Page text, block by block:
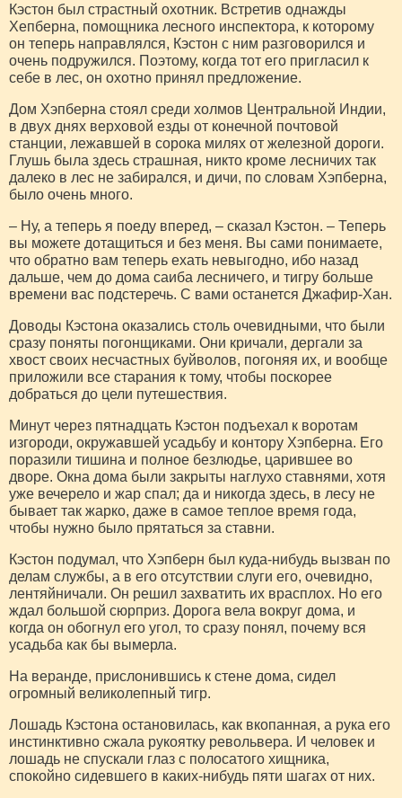
Кэстон был страстный охотник. Встретив однажды
Хепберна, помощника лесного инспектора, к которому
он теперь направлялся, Кэстон с ним разговорился и
очень подружился. Поэтому, когда тот его пригласил к
себе в лес, он охотно принял предложение.
Дом Хэпберна стоял среди холмов Центральной Индии,
в двух днях верховой езды от конечной почтовой
станции, лежавшей в сорока милях от железной дороги.
Глушь была здесь страшная, никто кроме лесничих так
далеко в лес не забирался, и дичи, по словам Хэпберна,
было очень много.
– Ну, а теперь я поеду вперед, – сказал Кэстон. – Теперь
вы можете дотащиться и без меня. Вы сами понимаете,
что обратно вам теперь ехать невыгодно, ибо назад
дальше, чем до дома саиба лесничего, и тигру больше
времени вас подстеречь. С вами останется Джафир-Хан.
Доводы Кэстона оказались столь очевидными, что были
сразу поняты погонщиками. Они кричали, дергали за
хвост своих несчастных буйволов, погоняя их, и вообще
приложили все старания к тому, чтобы поскорее
добраться до цели путешествия.
Минут через пятнадцать Кэстон подъехал к воротам
изгороди, окружавшей усадьбу и контору Хэпберна. Его
поразили тишина и полное безлюдье, царившее во
дворе. Окна дома были закрыты наглухо ставнями, хотя
уже вечерело и жар спал; да и никогда здесь, в лесу не
бывает так жарко, даже в самое теплое время года,
чтобы нужно было прятаться за ставни.
Кэстон подумал, что Хэпберн был куда-нибудь вызван по
делам службы, а в его отсутствии слуги его, очевидно,
лентяйничали. Он решил захватить их врасплох. Но его
ждал большой сюрприз. Дорога вела вокруг дома, и
когда он обогнул его угол, то сразу понял, почему вся
усадьба как бы вымерла.
На веранде, прислонившись к стене дома, сидел
огромный великолепный тигр.
Лошадь Кэстона остановилась, как вкопанная, а рука его
инстинктивно сжала рукоятку револьвера. И человек и
лошадь не спускали глаз с полосатого хищника,
спокойно сидевшего в каких-нибудь пяти шагах от них.